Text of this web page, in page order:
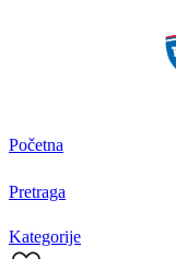
Početna
Pretraga
Kategorije